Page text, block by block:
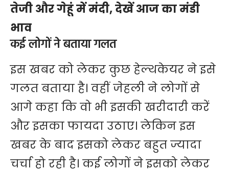
तेजी और गेहूं में मंदी, देखें आज का मंडी
भाव
कई लोगों ने बताया गलत
इस खबर को लेकर कुछ हेल्थकेयर ने इसे
गलत बताया है। वहीं जेहली ने लोगों से
आगे कहा कि वो भी इसकी खरीदारी करें
और इसका फायदा उठाए। लेकिन इस
खबर के बाद इसको लेकर बहुत ज्यादा
चर्चा हो रही है। कई लोगों ने इसको लेकर